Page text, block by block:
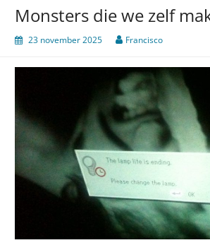
bedoeld
Monsters die we zelf
23 november 2025 Francisco